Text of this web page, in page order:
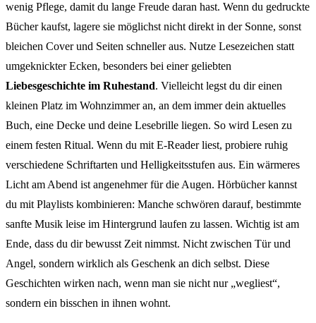
wenig Pflege, damit du lange Freude daran hast. Wenn du gedruckte
Bücher kaufst, lagere sie möglichst nicht direkt in der Sonne, sonst
bleichen Cover und Seiten schneller aus. Nutze Lesezeichen statt
umgeknickter Ecken, besonders bei einer geliebten
Liebesgeschichte im Ruhestand. Vielleicht legst du dir einen
kleinen Platz im Wohnzimmer an, an dem immer dein aktuelles
Buch, eine Decke und deine Lesebrille liegen. So wird Lesen zu
einem festen Ritual. Wenn du mit E-Reader liest, probiere ruhig
verschiedene Schriftarten und Helligkeitsstufen aus. Ein wärmeres
Licht am Abend ist angenehmer für die Augen. Hörbücher kannst
du mit Playlists kombinieren: Manche schwören darauf, bestimmte
sanfte Musik leise im Hintergrund laufen zu lassen. Wichtig ist am
Ende, dass du dir bewusst Zeit nimmst. Nicht zwischen Tür und
Angel, sondern wirklich als Geschenk an dich selbst. Diese
Geschichten wirken nach, wenn man sie nicht nur „wegliest“,
sondern ein bisschen in ihnen wohnt.